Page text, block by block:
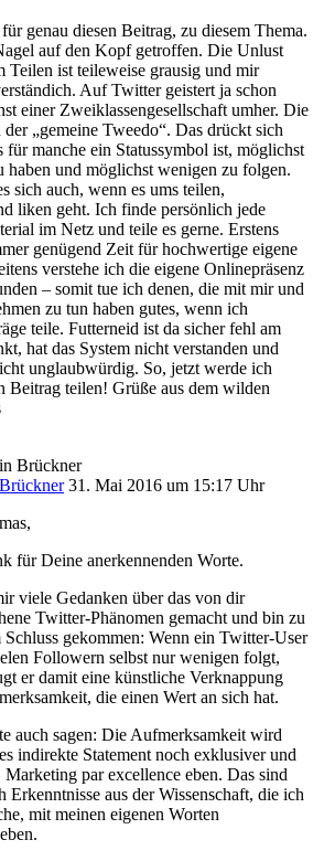
genau diesen Beitrag, zu diesem Thema.
auf den Kopf getroffen. Die Unlust
Teilen ist teileweise grausig und mir
Auf Twitter geistert ja schon
einer Zweiklassengesellschaft umher. Die
„gemeine Tweedo“. Das drückt sich
für manche ein Statussymbol ist, möglichst
haben und möglichst wenigen zu folgen.
sich auch, wenn es ums teilen,
liken geht. Ich finde persönlich jede
im Netz und teile es gerne. Erstens
genügend Zeit für hochwertige eigene
verstehe ich die eigene Onlinepräsenz
– somit tue ich denen, die mit mir und
zu tun haben gutes, wenn ich
teile. Futterneid ist da sicher fehl am
hat das System nicht verstanden und
unglaubwürdig. So, jetzt werde ich
Beitrag teilen! Grüße aus dem wilden
31. Mai 2016 um 15:17 Uhr
für Deine anerkennenden Worte.
viele Gedanken über das von dir
Twitter-Phänomen gemacht und bin zu
Schluss gekommen: Wenn ein Twitter-User
Followern selbst nur wenigen folgt,
er damit eine künstliche Verknappung
die einen Wert an sich hat.
auch sagen: Die Aufmerksamkeit wird
indirekte Statement noch exklusiver und
par excellence eben. Das sind
Erkenntnisse aus der Wissenschaft, die ich
mit meinen eigenen Worten